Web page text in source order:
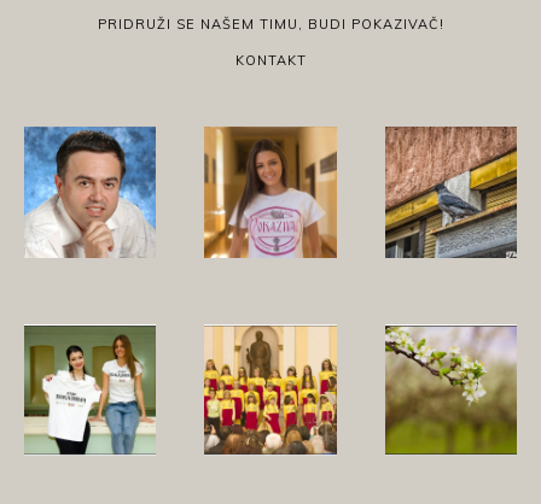
PRIDRUŽI SE NAŠEM TIMU, BUDI POKAZIVAČ!
KONTAKT